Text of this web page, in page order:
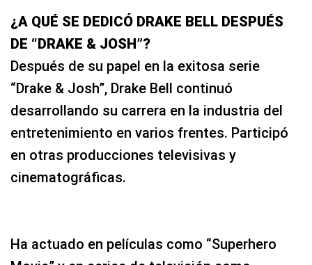
¿A QUÉ SE DEDICÓ DRAKE BELL DESPUÉS
DE “DRAKE & JOSH”?
Después de su papel en la exitosa serie
“Drake & Josh”, Drake Bell continuó
desarrollando su carrera en la industria del
entretenimiento en varios frentes. Participó
en otras producciones televisivas y
cinematográficas.
Ha actuado en películas como “Superhero